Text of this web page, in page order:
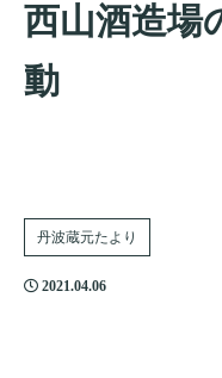
西山酒造場
動
丹波蔵元たより
2021.04.06